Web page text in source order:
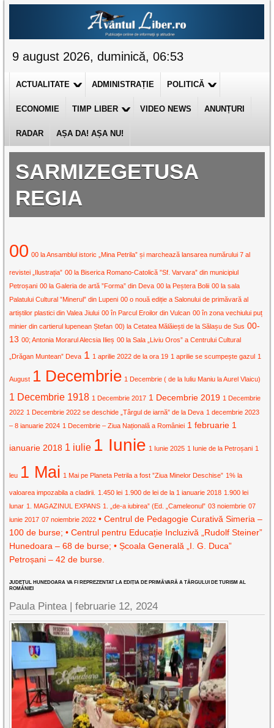
9 august 2026, duminică, 06:53
ACTUALITATE ADMINISTRAȚIE POLITICĂ
ECONOMIE TIMP LIBER VIDEO NEWS ANUNȚURI
RADAR AȘA DA! AȘA NU!
SARMIZEGETUSA
REGIA
00 00 la Ansamblul istoric „Mina Petrila” și marchează lansarea numărului 7 al
revistei „Ilustrația” 00 la Biserica Romano-Catolică ”Sf. Varvara” din municipiul
Petroșani 00 la Galeria de artă ”Forma” din Deva 00 la Peștera Bolii 00 la sala
Palatului Cultural ”Minerul” din Lupeni 00 o nouă ediție a Salonului de primăvară al
artiștilor plastici din Valea Jiului 00 în Parcul Eroilor din Vulcan 00 în zona vechiului puț
minier din cartierul lupenean Ștefan 00) la Cetatea Mălăiești de la Sălașu de Sus 00-
13 00; Antonia Morarul Alecsia Ilieș 00 la Sala „Liviu Oros” a Centrului Cultural
„Drăgan Muntean” Deva 1 1 aprilie 2022 de la ora 19 1 aprilie se scumpește gazul 1
August 1 Decembrie 1 Decembrie ( de la Iuliu Maniu la Aurel Vlaicu)
1 Decembrie 1918 1 Decembrie 2017 1 Decembrie 2019 1 Decembrie
2022 1 Decembrie 2022 se deschide „Târgul de iarnă” de la Deva 1 decembrie 2023
– 8 ianuarie 2024 1 Decembrie – Ziua Națională a României 1 februarie 1
ianuarie 2018 1 iulie 1 Iunie 1 Iunie 2025 1 Iunie de la Petroșani 1
leu 1 Mai 1 Mai pe Planeta Petrila a fost ”Ziua Minelor Deschise” 1% la
valoarea impozabila a cladirii. 1.450 lei 1.900 de lei de la 1 ianuarie 2018 1.900 lei
lunar 1. MAGAZINUL EXPANS 1. „de-a iubirea” (Ed. „Cameleonul” 03 noiembrie 07
iunie 2017 07 noiembrie 2022 • Centrul de Pedagogie Curativă Simeria –
100 de burse; • Centrul pentru Educație Incluzivă „Rudolf Steiner”
Hunedoara – 68 de burse; • Școala Generală „I. G. Duca”
Petroșani – 42 de burse.
JUDEȚUL HUNEDOARA VA FI REPREZENTAT LA EDIȚIA DE PRIMĂVARĂ A TÂRGULUI DE TURISM AL
ROMÂNIEI
Paula Pintea |februarie 12, 2024